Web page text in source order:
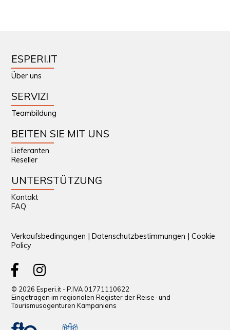
ESPERI.IT
Über uns
SERVIZI
Teambildung
BEITEN SIE MIT UNS
Lieferanten
Reseller
UNTERSTÜTZUNG
Kontakt
FAQ
Verkaufsbedingungen |Datenschutzbestimmungen |Cookie
Policy
© 2026 Esperi.it - P.IVA 01771110622
Eingetragen im regionalen Register der Reise- und
Tourismusagenturen Kampaniens